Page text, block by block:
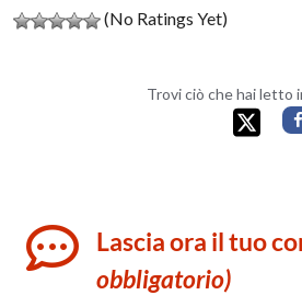
(No Ratings Yet)
Trovi ciò che hai letto
Lascia ora il tuo
obbligatorio)